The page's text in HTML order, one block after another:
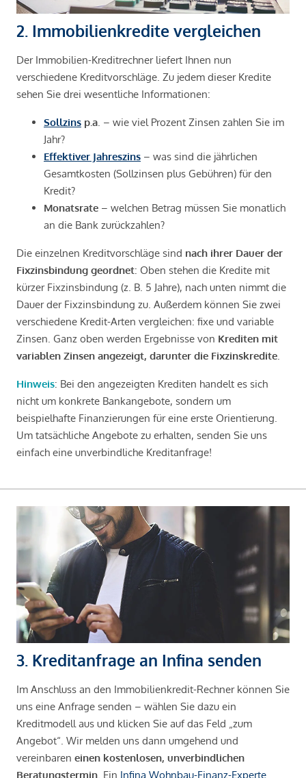
2. Immobilienkredite vergleichen
Der Immobilien-Kreditrechner liefert Ihnen nun
verschiedene Kreditvorschläge. Zu jedem dieser Kredite
sehen Sie drei wesentliche Informationen:
Sollzins p.a . – wie viel Prozent Zinsen zahlen Sie im
Jahr?
Effektiver Jahreszins – was sind die jährlichen
Gesamtkosten (Sollzinsen plus Gebühren) für den
Kredit?
Monatsrate – welchen Betrag müssen Sie monatlich
an die Bank zurückzahlen?
Die einzelnen Kreditvorschläge sind nach ihrer Dauer der
Fixzinsbindung geordnet: Oben stehen die Kredite mit
kürzer Fixzinsbindung (z. B. 5 Jahre), nach unten nimmt die
Dauer der Fixzinsbindung zu. Außerdem können Sie zwei
verschiedene Kredit-Arten vergleichen: fixe und variable
Zinsen. Ganz oben werden Ergebnisse von Krediten mit
variablen Zinsen angezeigt, darunter die Fixzinskredite
Hinweis: Bei den angezeigten Krediten handelt es sich
nicht um konkrete Bankangebote, sondern um
beispielhafte Finanzierungen für eine erste Orientierung.
Um tatsächliche Angebote zu erhalten, senden Sie uns
einfach eine unverbindliche Kreditanfrage!
3. Kreditanfrage an Infina senden
Im Anschluss an den Immobilienkredit-Rechner können Sie
uns eine Anfrage senden – wählen Sie dazu ein
Kreditmodell aus und klicken Sie auf das Feld „zum
Angebot“. Wir melden uns dann umgehend und
vereinbaren einen kostenlosen, unverbindlichen
Beratungstermin . Ein Infina Wohnbau-Finanz-Experte